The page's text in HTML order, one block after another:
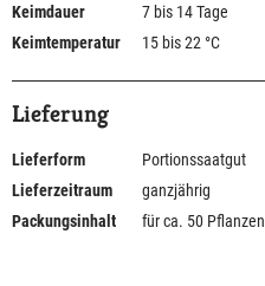
Keimdauer
7 bis 14 Tage
Keimtemperatur
15 bis 22 °C
Lieferung
Lieferform
Portionssaatgut
Lieferzeitraum
ganzjährig
Packungsinhalt
für ca. 50 Pflanzen